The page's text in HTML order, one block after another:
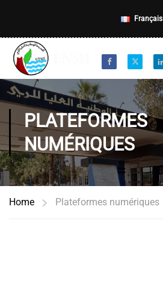
Français
PLATEFORMES
NUMÉRIQUES
Home Plateformes numériques